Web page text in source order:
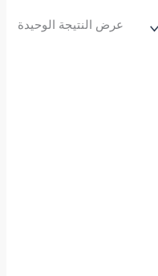
عرض النتيجة الوحيدة